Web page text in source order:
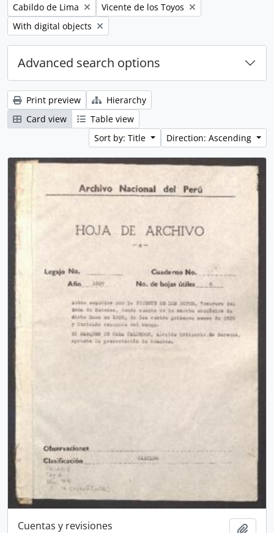
Remove filter:
Cabildo de Lima Remove filter:
Vicente de los Toyos
Remove filter:
With digital objects
Advanced search options
Print preview
Hierarchy
Card view
Table view
Sort by: Title
Direction: Ascending
Cuentas y revisiones